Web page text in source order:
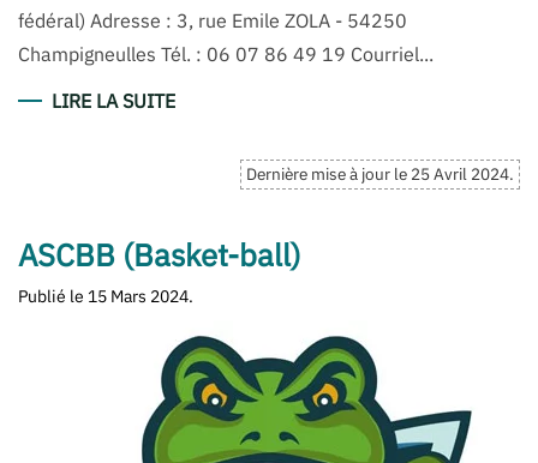
fédéral) Adresse : 3, rue Emile ZOLA - 54250
Champigneulles Tél. : 06 07 86 49 19 Courriel...
LIRE LA SUITE
Dernière mise à jour le 25 Avril 2024.
ASCBB (Basket-ball)
Publié le 15 Mars 2024.